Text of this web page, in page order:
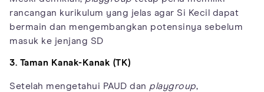
rancangan kurikulum yang jelas agar Si Kecil dapat
bermain dan mengembangkan potensinya sebelum
masuk ke jenjang SD
3. Taman Kanak-Kanak (TK)
Setelah mengetahui PAUD dan playgroup,